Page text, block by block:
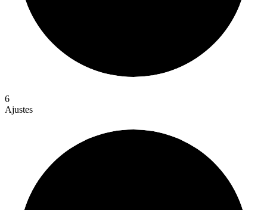
6
Ajustes